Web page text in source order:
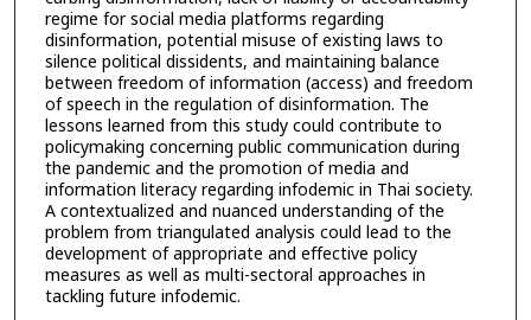
regime for social media platforms regarding
disinformation, potential misuse of existing laws to
silence political dissidents, and maintaining balance
between freedom of information (access) and freedom
of speech in the regulation of disinformation. The
lessons learned from this study could contribute to
policymaking concerning public communication during
the pandemic and the promotion of media and
information literacy regarding infodemic in Thai society.
A contextualized and nuanced understanding of the
problem from triangulated analysis could lead to the
development of appropriate and effective policy
measures as well as multi-sectoral approaches in
tackling future infodemic.